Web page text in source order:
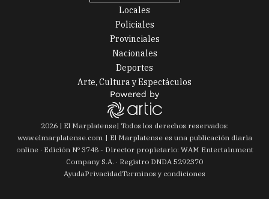
Locales
Policiales
Provinciales
Nacionales
Deportes
Arte, Cultura y Espectáculos
2026| El Marplatense| Todos los derechos reservados:
www.elmarplatense.com
El Marplatense es una publicación diaria
online · Edición Nº 3748- Director propietario: WAM Entertainment
Company S.A. · Registro DNDA 5292370
AyudaPrivacidadTerminos y condiciones